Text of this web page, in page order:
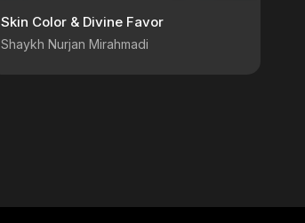
Skin Color & Divine Favor
Shaykh Nurjan Mirahmadi